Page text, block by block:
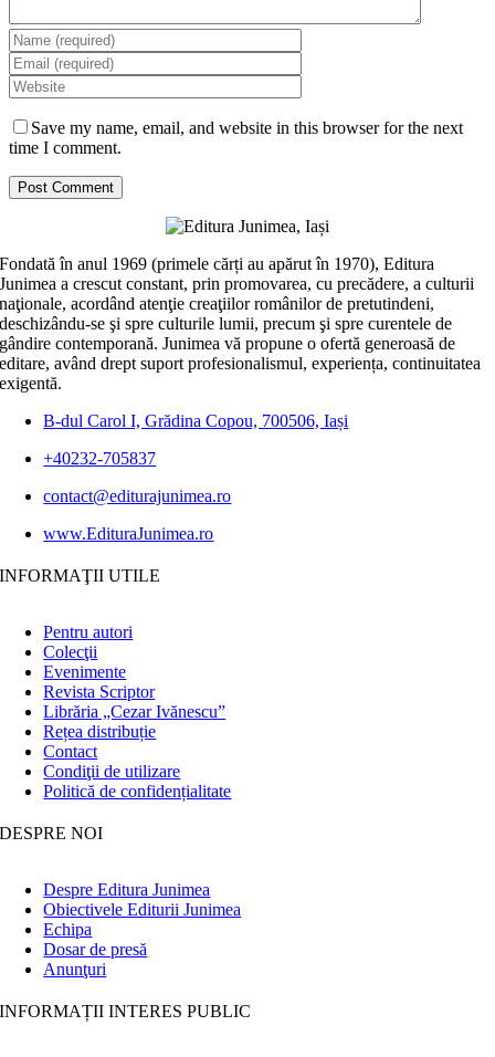
Save my name, email, and website in this browser for the next
time I comment.
Fondată în anul 1969 (primele cărți au apărut în 1970), Editura
Junimea a crescut constant, prin promovarea, cu precădere, a culturii
naţionale, acordând atenţie creaţiilor românilor de pretutindeni,
deschizându-se şi spre culturile lumii, precum şi spre curentele de
gândire contemporană. Junimea vă propune o ofertă generoasă de
editare, având drept suport profesionalismul, experiența, continuitatea
exigentă.
B-dul Carol I, Grădina Copou, 700506, Iași
+40232-705837
contact@editurajunimea.ro
www.EdituraJunimea.ro
INFORMAŢII UTILE
Pentru autori
Colecţii
Evenimente
Revista Scriptor
Librăria „Cezar Ivănescu”
Rețea distribuție
Contact
Condiţii de utilizare
Politică de confidențialitate
DESPRE NOI
Despre Editura Junimea
Obiectivele Editurii Junimea
Echipa
Dosar de presă
Anunţuri
INFORMAȚII INTERES PUBLIC